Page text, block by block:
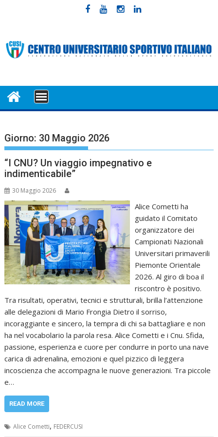
MENU
Giorno: 30 Maggio 2026
“I CNU? Un viaggio impegnativo e
indimenticabile”
30 Maggio 2026
Alice Cometti ha
guidato il Comitato
organizzatore dei
Campionati Nazionali
Universitari primaverili
Piemonte Orientale
2026. Al giro di boa il
riscontro è positivo.
Tra risultati, operativi, tecnici e strutturali, brilla l’attenzione
alle delegazioni di Mario Frongia Dietro il sorriso,
incoraggiante e sincero, la tempra di chi sa battagliare e non
ha nel vocabolario la parola resa. Alice Cometti e i Cnu. Sfida,
passione, esperienza e cuore per condurre in porto una nave
carica di adrenalina, emozioni e quel pizzico di leggera
incoscienza che accompagna le nuove generazioni. Tra piccole
e…
READ MORE
Alice Cometti, FEDERCUSI